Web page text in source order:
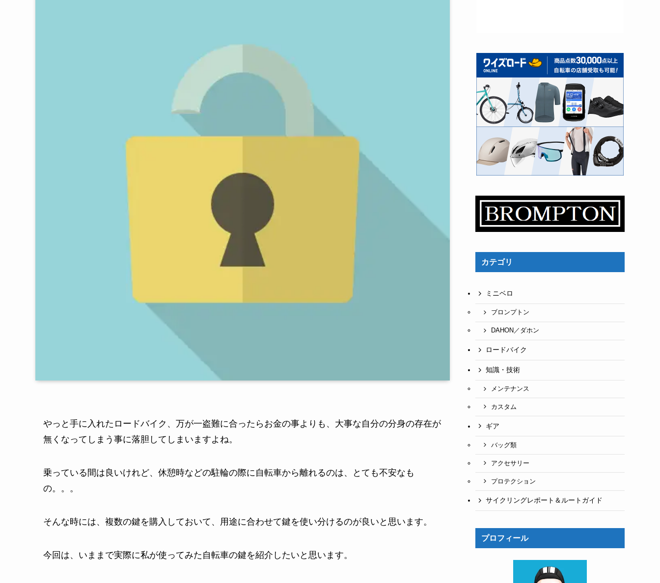
やっと手に入れたロードバイク、万が一盗難に合ったらお金の事よりも、大事な自分の分身の存在が
無くなってしまう事に落胆してしまいますよね。
乗っている間は良いけれど、休憩時などの駐輪の際に自転車から離れるのは、とても不安なも
の。。。
そんな時には、複数の鍵を購入しておいて、用途に合わせて鍵を使い分けるのが良いと思います。
今回は、いままで実際に私が使ってみた自転車の鍵を紹介したいと思います。
カテゴリ
ミニベロ
ブロンプトン
DAHON／ダホン
ロードバイク
知識・技術
メンテナンス
カスタム
ギア
バッグ類
アクセサリー
プロテクション
サイクリングレポート＆ルートガイド
プロフィール